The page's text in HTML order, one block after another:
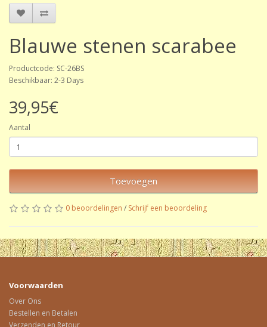
Blauwe stenen scarabee
Productcode: SC-26BS
Beschikbaar: 2-3 Days
39,95€
Aantal
Toevoegen
0 beoordelingen / Schrijf een beoordeling
Voorwaarden
Over Ons
Bestellen en Betalen
Verzenden en Retour